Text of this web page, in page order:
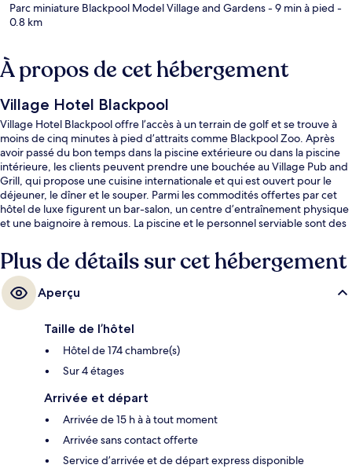
Parc miniature Blackpool Model Village and Gardens- 9 min à pied -
0.8 km
À propos de cet hébergement
Village Hotel Blackpool
Village Hotel Blackpool offre l’accès à un terrain de golf et se trouve à
moins de cinq minutes à pied d’attraits comme Blackpool Zoo. Après
avoir passé du bon temps dans la piscine extérieure ou dans la piscine
intérieure, les clients peuvent prendre une bouchée au Village Pub and
Grill, qui propose une cuisine internationale et qui est ouvert pour le
déjeuner, le dîner et le souper. Parmi les commodités offertes par cet
hôtel de luxe figurent un bar-salon, un centre d’entraînement physique
et une baignoire à remous. La piscine et le personnel serviable sont des
Plus de détails sur cet hébergement
Aperçu
Taille de l’hôtel
Hôtel de 174 chambre(s)
Sur 4 étages
Arrivée et départ
Arrivée de 15 h à à tout moment
Arrivée sans contact offerte
Service d’arrivée et de départ express disponible